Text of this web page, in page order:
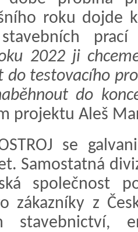
roku dojde
2022 ji
do testovacího
do
projektu Aleš
se
Samostatná
společnost
zákazníky z
stavebnictví,